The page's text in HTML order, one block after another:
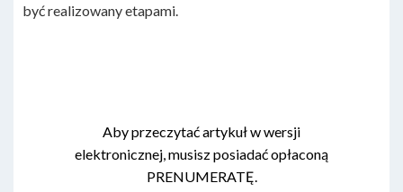
być realizowany etapami.
Aby przeczytać artykuł w wersji
elektronicznej, musisz posiadać opłaconą
PRENUMERATĘ.